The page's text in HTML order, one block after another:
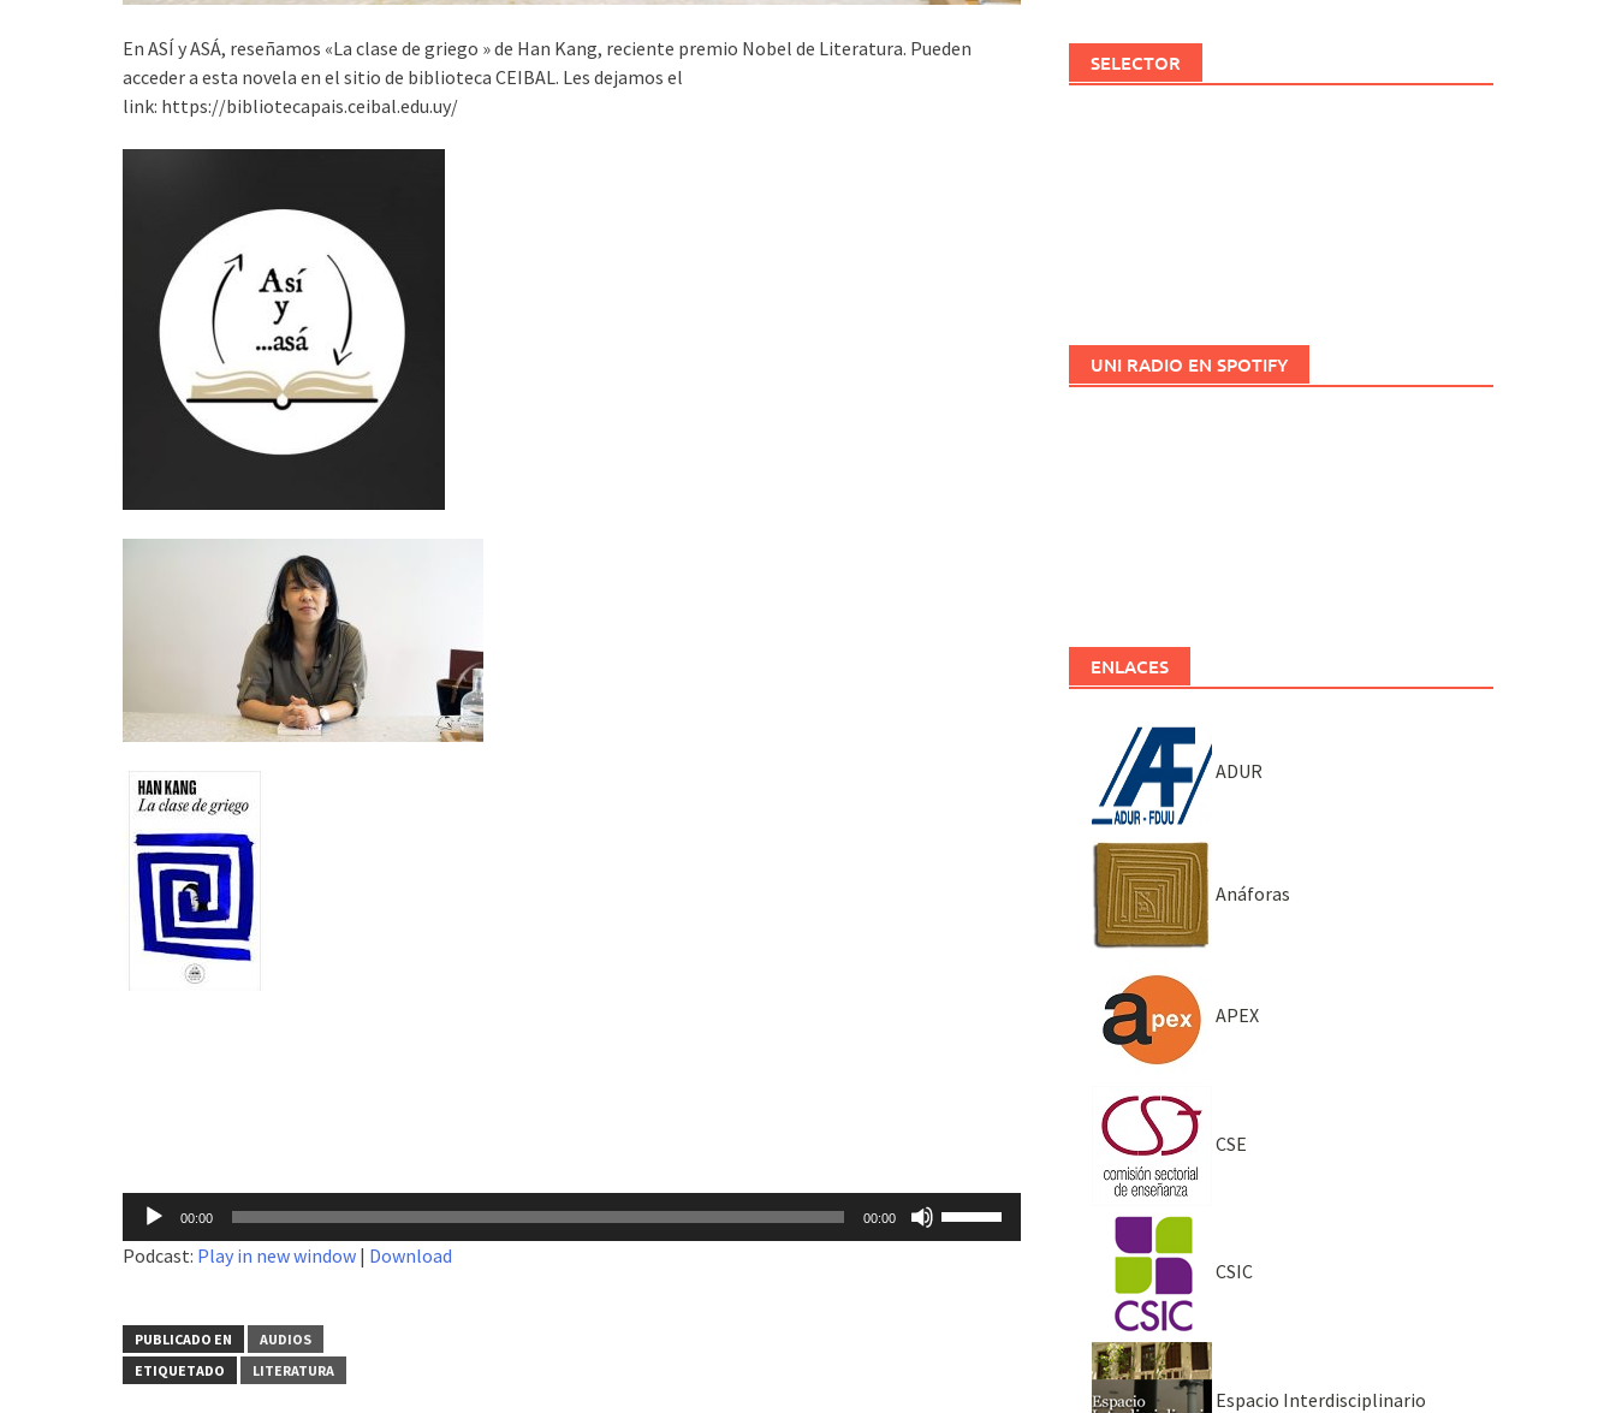
En ASÍ y ASÁ, reseñamos «La clase de griego » de Han Kang, reciente premio Nobel de Literatura. Pueden
acceder a esta novela en el sitio de biblioteca CEIBAL. Les dejamos el
link: https://bibliotecapais.ceibal.edu.uy/
Reproductor
audio
00:00 00:00
Podcast: Play in new window | Download
PUBLICADO EN
AUDIOS
ETIQUETADO
LITERATURA
SELECTOR
UNI RADIO EN SPOTIFY
ENLACES
ADUR
Anáforas
APEX
CSE
CSIC
Espacio Interdisciplinario